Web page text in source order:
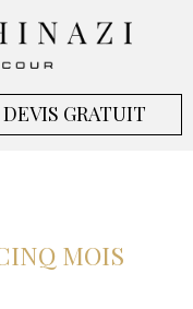
DEVIS GRATUIT
MOIS